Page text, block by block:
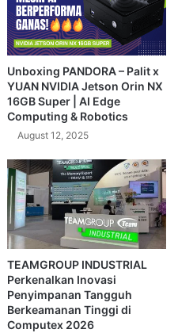
Unboxing PANDORA – Palit x
YUAN NVIDIA Jetson Orin NX
16GB Super | AI Edge
Computing & Robotics
August 12, 2025
TEAMGROUP INDUSTRIAL
Perkenalkan Inovasi
Penyimpanan Tangguh
Berkeamanan Tinggi di
Computex 2026